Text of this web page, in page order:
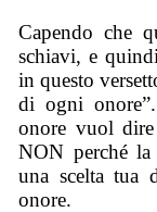
Capendo che
schiavi, e
in questo
di ogni
onore vuol dire
NON perché la
una scelta tua
onore.